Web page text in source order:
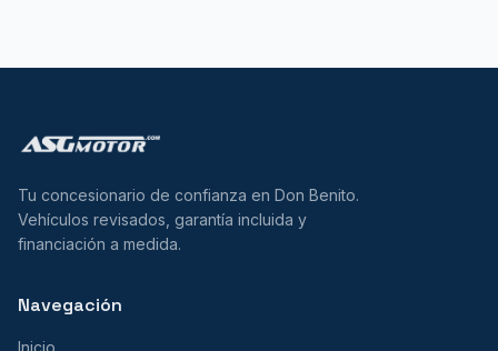
Tu concesionario de confianza en Don Benito.
Vehículos revisados, garantía incluida y
financiación a medida.
Navegación
Inicio